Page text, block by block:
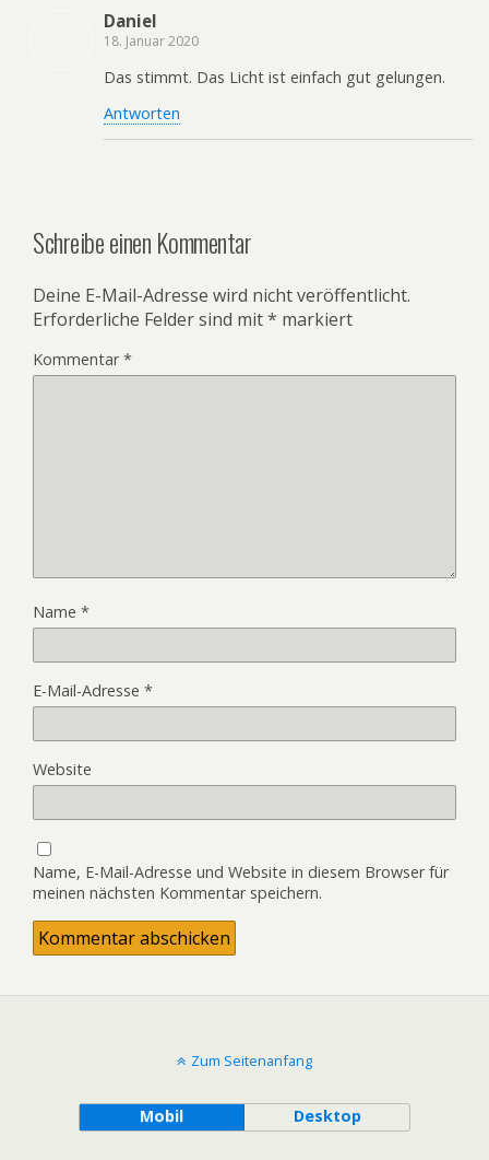
Daniel
18. Januar 2020
Das stimmt. Das Licht ist einfach gut gelungen.
Antworten
Schreibe einen Kommentar
Deine E-Mail-Adresse wird nicht veröffentlicht.
Erforderliche Felder sind mit* markiert
Kommentar*
Name *
E-Mail-Adresse *
Website
Name, E-Mail-Adresse und Website in diesem Browser für
meinen nächsten Kommentar speichern.
Zum Seitenanfang
Mobil Desktop